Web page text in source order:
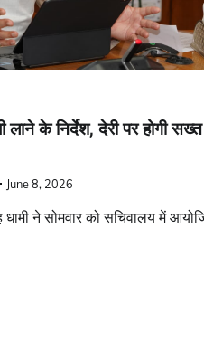
के निर्देश, देरी पर होगी सख्त
June 8, 2026
ने सोमवार को सचिवालय में